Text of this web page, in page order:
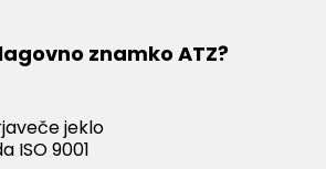
znamko ATZ?
jeklo
ISO 9001